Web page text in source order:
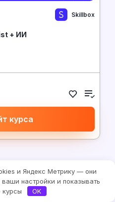
Skillbox
+ ИИ
курса
курсы
и Яндекс Метрику — они
настройки и показывать
курсы
OK